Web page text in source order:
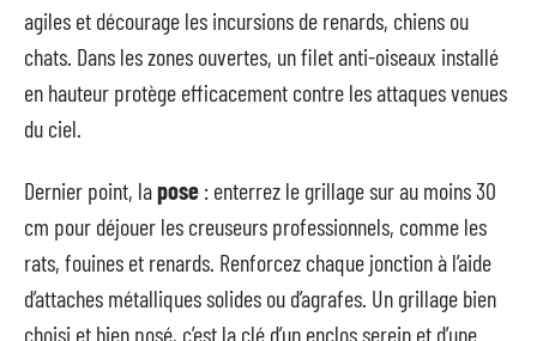
agiles et décourage les incursions de renards, chiens ou
chats. Dans les zones ouvertes, un filet anti-oiseaux installé
en hauteur protège efficacement contre les attaques venues
du ciel.
Dernier point, lapose : enterrez le grillage sur au moins 30
cm pour déjouer les creuseurs professionnels, comme les
rats, fouines et renards. Renforcez chaque jonction à l’aide
d’attaches métalliques solides ou d’agrafes. Un grillage bien
choisi et bien posé, c’est la clé d’un enclos serein et d’une